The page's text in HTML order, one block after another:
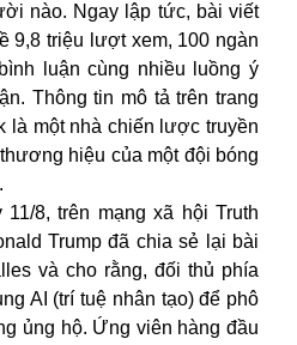
nào. Ngay lập tức, bài viết
9,8 triệu lượt xem, 100 ngàn
luận cùng nhiều luồng ý
Thông tin mô tả trên trang
là một nhà chiến lược truyền
hiệu của một đội bóng
8, trên mạng xã hội Truth
Trump đã chia sẻ lại bài
và cho rằng, đối thủ phía
AI (trí tuệ nhân tạo) để phô
ủng hộ. Ứng viên hàng đầu